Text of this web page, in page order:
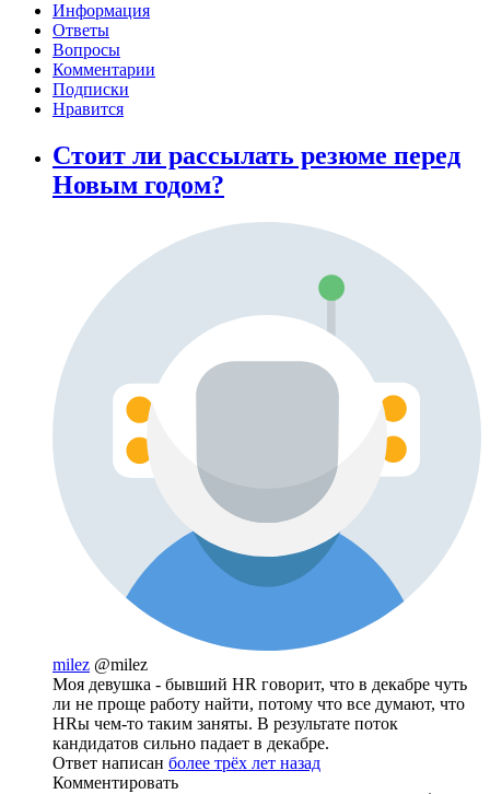
Информация
Ответы
Вопросы
Комментарии
Подписки
Нравится
Стоит ли рассылать резюме перед
Новым годом?
milez @milez
Моя девушка - бывший HR говорит, что в декабре чуть
ли не проще работу найти, потому что все думают, что
HRы чем-то таким заняты. В результате поток
кандидатов сильно падает в декабре.
Ответ написан более трёх лет назад
Комментировать